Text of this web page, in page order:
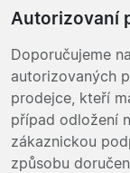
Autorizovaní
Doporučujeme
autorizovaných
prodejce, kteří
případ odložení
zákaznickou
způsobu